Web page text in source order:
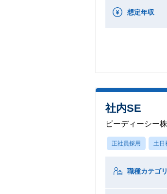
想定年収
社内SE
ピーディーシー
正社員採用 土日
職種カテゴリ